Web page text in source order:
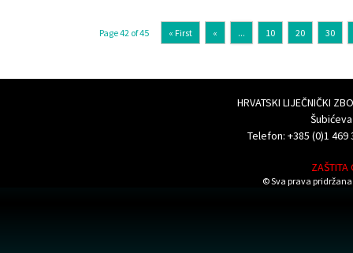
Page 42 of 45 « First « ... 10 20 30
HRVATSKI LIJEČNIČKI
Telefon: +385 (0)1 469
ZAŠTITA
© Sva prava